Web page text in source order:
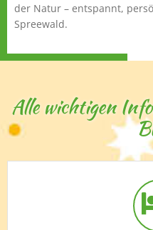
der Natur – entspannt,
Spreewald.
Alle wichtigen